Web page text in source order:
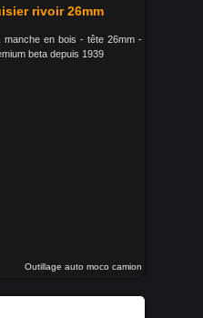
rivoir 26mm
manche en bois - tête 26mm -
beta depuis 1939
Outillage auto moco camion